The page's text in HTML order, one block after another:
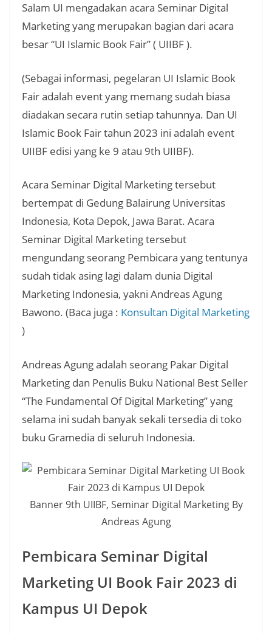
Salam UI mengadakan acara Seminar Digital
Marketing yang merupakan bagian dari acara
besar “UI Islamic Book Fair” ( UIIBF ).
(Sebagai informasi, pegelaran UI Islamic Book
Fair adalah event yang memang sudah biasa
diadakan secara rutin setiap tahunnya. Dan UI
Islamic Book Fair tahun 2023 ini adalah event
UIIBF edisi yang ke 9 atau 9th UIIBF).
Acara Seminar Digital Marketing tersebut
bertempat di Gedung Balairung Universitas
Indonesia, Kota Depok, Jawa Barat. Acara
Seminar Digital Marketing tersebut
mengundang seorang Pembicara yang tentunya
sudah tidak asing lagi dalam dunia Digital
Marketing Indonesia, yakni Andreas Agung
Bawono. (Baca juga : Konsultan Digital Marketing
)
Andreas Agung adalah seorang Pakar Digital
Marketing dan Penulis Buku National Best Seller
“The Fundamental Of Digital Marketing” yang
selama ini sudah banyak sekali tersedia di toko
buku Gramedia di seluruh Indonesia.
Banner 9th UIIBF, Seminar Digital Marketing By
Andreas Agung
Pembicara Seminar Digital
Marketing UI Book Fair 2023 di
Kampus UI Depok